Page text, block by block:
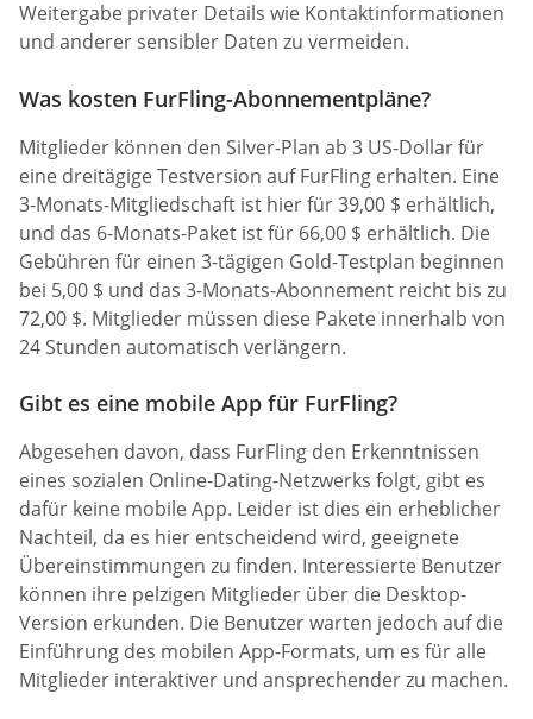
Weitergabe privater Details wie Kontaktinformationen
und anderer sensibler Daten zu vermeiden.
Was kosten FurFling-Abonnementpläne?
Mitglieder können den Silver-Plan ab 3 US-Dollar für
eine dreitägige Testversion auf FurFling erhalten. Eine
3-Monats-Mitgliedschaft ist hier für 39,00 $ erhältlich,
und das 6-Monats-Paket ist für 66,00 $ erhältlich. Die
Gebühren für einen 3-tägigen Gold-Testplan beginnen
bei 5,00 $ und das 3-Monats-Abonnement reicht bis zu
72,00 $. Mitglieder müssen diese Pakete innerhalb von
24 Stunden automatisch verlängern.
Gibt es eine mobile App für FurFling?
Abgesehen davon, dass FurFling den Erkenntnissen
eines sozialen Online-Dating-Netzwerks folgt, gibt es
dafür keine mobile App. Leider ist dies ein erheblicher
Nachteil, da es hier entscheidend wird, geeignete
Übereinstimmungen zu finden. Interessierte Benutzer
können ihre pelzigen Mitglieder über die Desktop-
Version erkunden. Die Benutzer warten jedoch auf die
Einführung des mobilen App-Formats, um es für alle
Mitglieder interaktiver und ansprechender zu machen.